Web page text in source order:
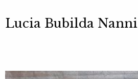
Lucia Bubilda Nanni